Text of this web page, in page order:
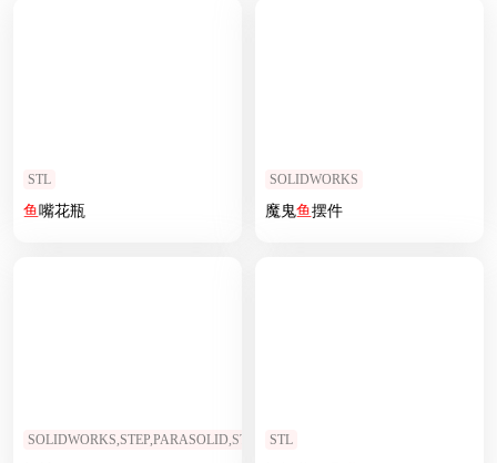
STL
鱼嘴花瓶
SOLIDWORKS
魔鬼鱼摆件
SOLIDWORKS,STEP,PARASOLID,STL STL